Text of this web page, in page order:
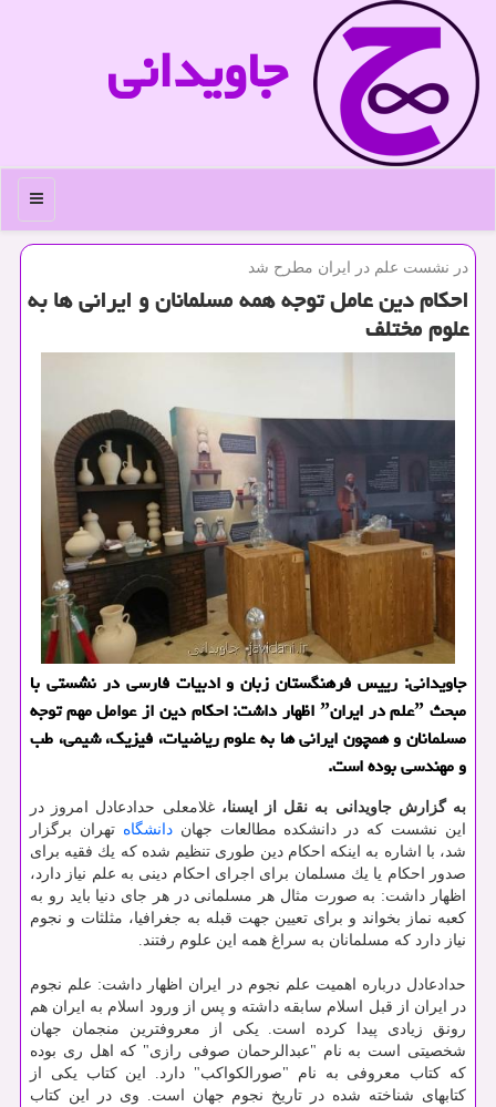
جاویدانی
منو
در نشست علم در ایران مطرح شد
احكام دین عامل توجه همه مسلمانان و ایرانی ها به
علوم مختلف
جاویدانی: رییس فرهنگستان زبان و ادبیات فارسی در نشستی با
مبحث ˮعلم در ایرانˮ اظهار داشت: احكام دین از عوامل مهم توجه
مسلمانان و همچون ایرانی ها به علوم ریاضیات، فیزیك، شیمی، طب
و مهندسی بوده است.
به گزارش جاویدانی به نقل از ایسنا،غلامعلی حدادعادل امروز در
این نشست كه در دانشكده مطالعات جهاندانشگاه تهران برگزار
شد، با اشاره به اینكه احكام دین طوری تنظیم شده كه یك فقیه برای
صدور احكام یا یك مسلمان برای اجرای احكام دینی به علم نیاز دارد،
اظهار داشت: به صورت مثال هر مسلمانی در هر جای دنیا باید رو به
كعبه نماز بخواند و برای تعیین جهت قبله به جغرافیا، مثلثات و نجوم
نیاز دارد كه مسلمانان به سراغ همه این علوم رفتند.
حدادعادل درباره اهمیت علم نجوم در ایران اظهار داشت: علم نجوم
در ایران از قبل اسلام سابقه داشته و پس از ورود اسلام به ایران هم
رونق زیادی پیدا كرده است. یكی از معروفترین منجمان جهان
شخصیتی است به نام "عبدالرحمان صوفی رازی" كه اهل ری بوده
كه كتاب معروفی به نام "صورالكواكب" دارد. این كتاب یكی از
كتابهای شناخته شده در تاریخ نجوم جهان است. وی در این كتاب